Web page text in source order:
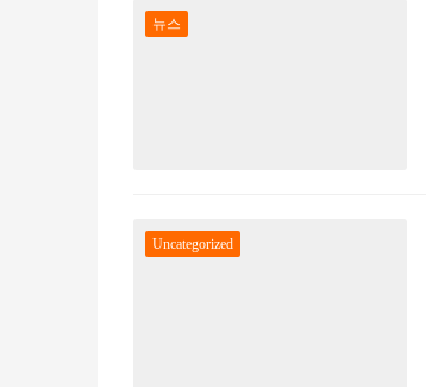
뉴스
Uncategorized